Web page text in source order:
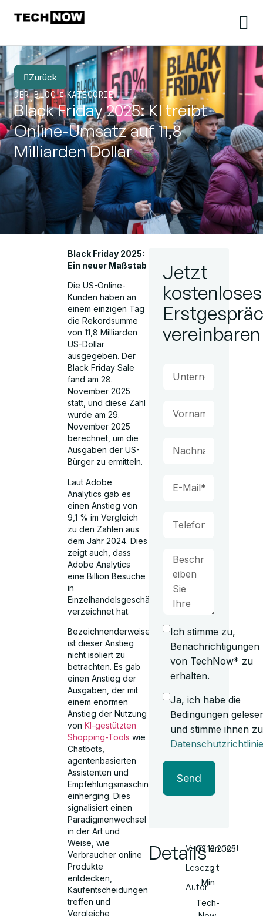
Zurück
DER BLOG
KATEGORIE
Black Friday 2025: KI treibt
Online-Umsatz auf 11,8
Milliarden Dollar
Black Friday 2025:
Ein neuer Maßstab
Die US-Online-
Kunden haben an
einem einzigen Tag
die Rekordsumme
von 11,8 Milliarden
US-Dollar
ausgegeben. Der
Black Friday Sale
fand am 28.
November 2025
statt, und diese Zahl
wurde am 29.
November 2025
berechnet, um die
Ausgaben der US-
Bürger zu ermitteln.
Laut Adobe
Analytics gab es
einen Anstieg von
9,1 % im Vergleich
zu den Zahlen aus
dem Jahr 2024. Dies
zeigt auch, dass
Adobe Analytics
eine Billion Besuche
in
Einzelhandelsgeschäften
verzeichnet hat.
Bezeichnenderweise
ist dieser Anstieg
nicht isoliert zu
betrachten. Es gab
einen Anstieg der
Ausgaben, der mit
einem enormen
Anstieg der Nutzung
vonKI-gestützten
Shopping-Tools wie
Chatbots,
agentenbasierten
Assistenten und
Empfehlungsmaschinen
einherging. Dies
signalisiert einen
Paradigmenwechsel
in der Art und
Weise, wie
Verbraucher online
Produkte
entdecken,
Kaufentscheidungen
treffen und
Vergleiche
Jetzt
kostenloses
vereinbaren
Ich stimme zu,
Benachrichtigungen
von TechNow* zu
erhalten.
Ja, ich habe die
Bedingungen
und stimme ihnen
Datenschutzrichtlinie
Send
DetailsVeröffentlicht
Lesezeit
Autor
03.12.2025
3
Min
Tech-